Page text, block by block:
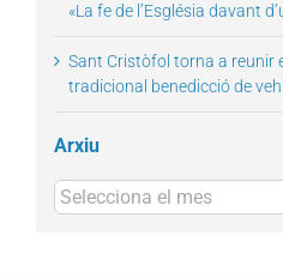
«La fe de l’Església davant
Sant Cristòfol torna a reunir
tradicional benedicció de
Arxiu
Arxius